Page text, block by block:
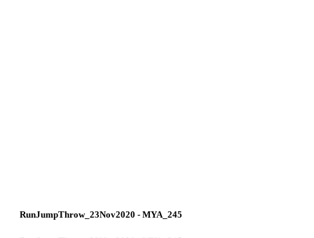
RunJumpThrow_23Nov2020 - MYA_245